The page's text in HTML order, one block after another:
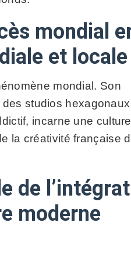
mondial
et locale
mondial. Son
studios
incarne une
la créativité française
de
moderne